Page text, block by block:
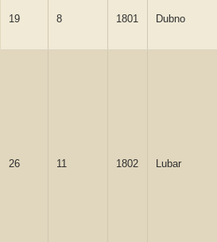
19 8 1801 Dubno
26 11 1802 Lubar